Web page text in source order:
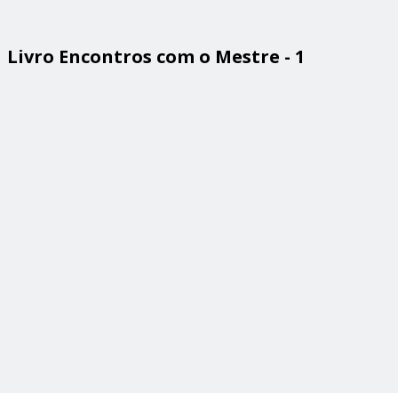
Livro Encontros com o Mestre - 1